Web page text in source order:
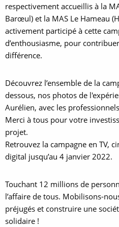
respectivement accueillis à la
Barœul) et la MAS Le Hameau
activement participé à cette
d’enthousiasme, pour
différence.
Découvrez l’ensemble de la
dessous, nos photos de
Aurélien, avec les
Merci à tous pour votre
projet.
Retrouvez la campagne en TV,
digital jusqu’au 4 janvier 2022.
Touchant 12 millions de
l’affaire de tous. Mobilisons-
préjugés et construire une
solidaire !